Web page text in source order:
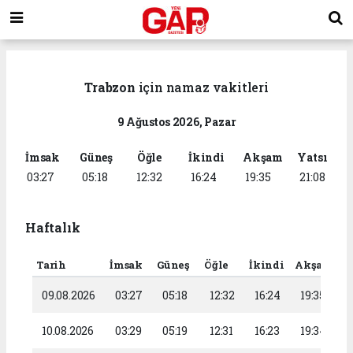
Trabzon için namaz vakitleri
9 Ağustos 2026, Pazar
İmsak
03:27
Güneş
05:18
Öğle
12:32
İkindi
16:24
Akşam
19:35
Yatsı
21:08
Haftalık
Tarih İmsak Güneş Öğle İkindi Akşam
09.08.2026 03:27 05:18 12:32 16:24 19:35
10.08.2026 03:29 05:19 12:31 16:23 19:34